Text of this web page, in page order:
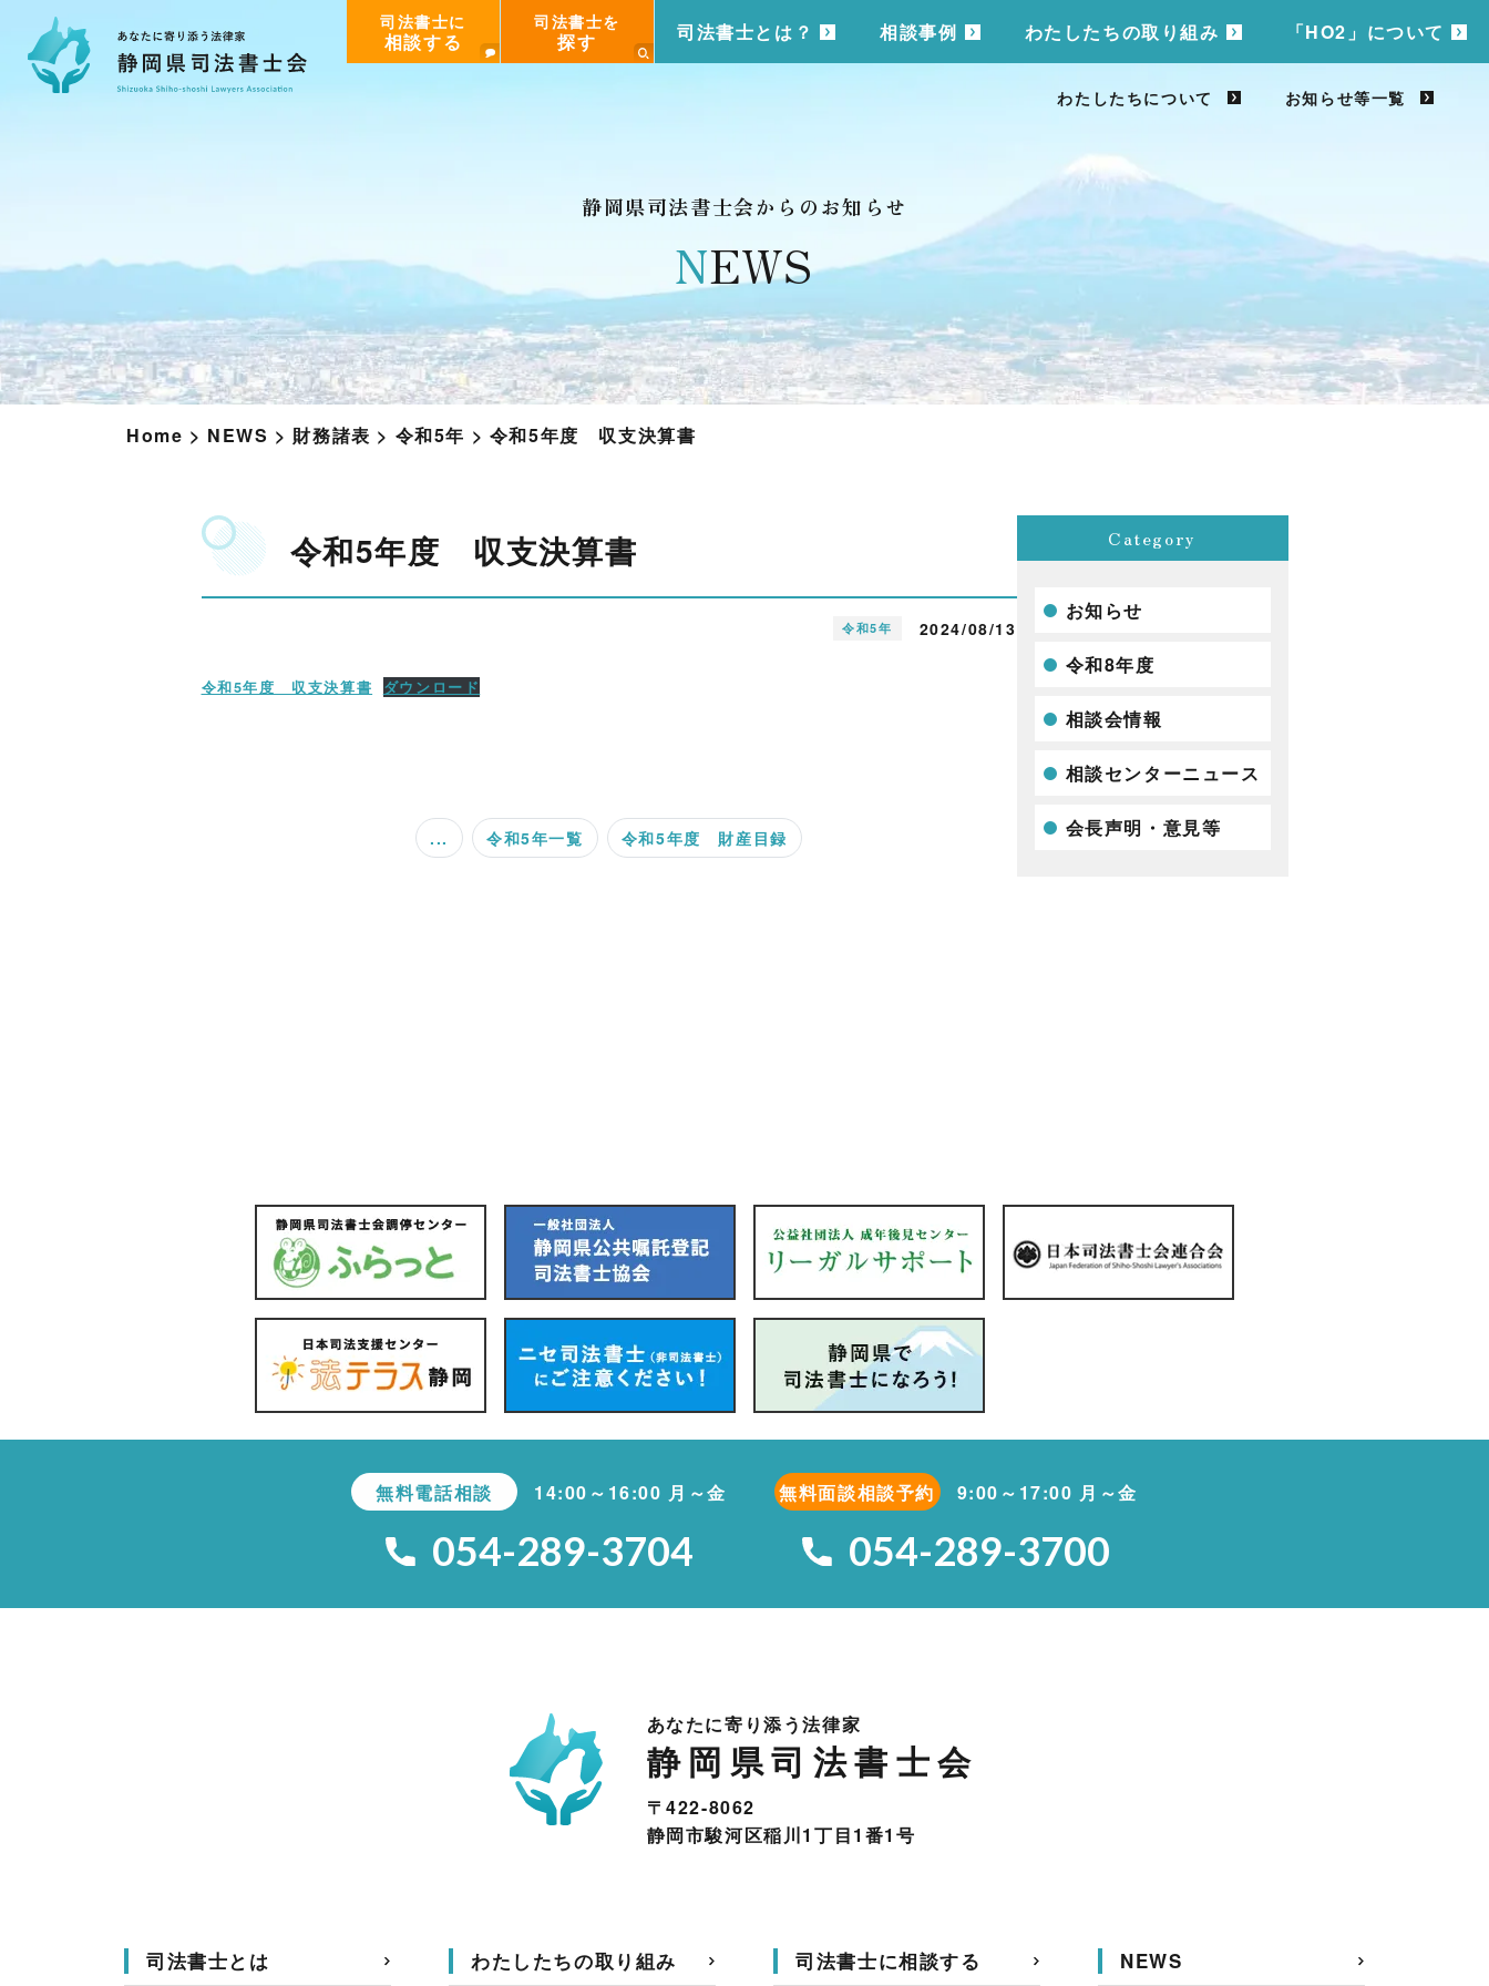
司法書士に
相談する
司法書士を
探す 司法書士とは？ 相談事例 わたしたちの取り組み 「HO2」について
わたしたちについて お知らせ等一覧
静岡県司法書士会からのお知らせ
NEWS
Home > NEWS > 財務諸表 > 令和5年 > 令和5年度 収支決算書
令和5年度 収支決算書
令和5年 2024/08/13
令和5年度 収支決算書 ダウンロード
... 令和5年一覧 令和5年度 財産目録
Category
お知らせ
令和8年度
相談会情報
相談センターニュース
会長声明・意見等
無料電話相談 14:00～16:00 月～金
054-289-3704
無料面談相談予約 9:00～17:00 月～金
054-289-3700
あなたに寄り添う法律家
静岡県司法書士会
〒422-8062
静岡市駿河区稲川1丁目1番1号
司法書士とは わたしたちの取り組み 司法書士に相談する NEWS